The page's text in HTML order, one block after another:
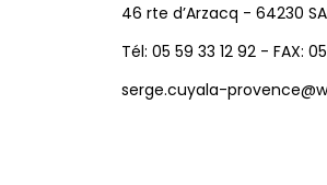
46 rte d’Arzacq - 64230
Tél: 05 59 33 12 92 - FAX:
serge.cuyala-